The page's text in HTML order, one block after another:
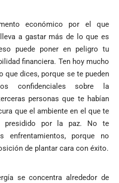
económico por el que
a gastar más de lo que es
puede poner en peligro tu
financiera. Ten hoy mucho
que dices, porque se te pueden
confidenciales sobre la
personas que te habían
que el ambiente en el que te
presidido por la paz. No te
enfrentamientos, porque no
de plantar cara con éxito.
se concentra alrededor de